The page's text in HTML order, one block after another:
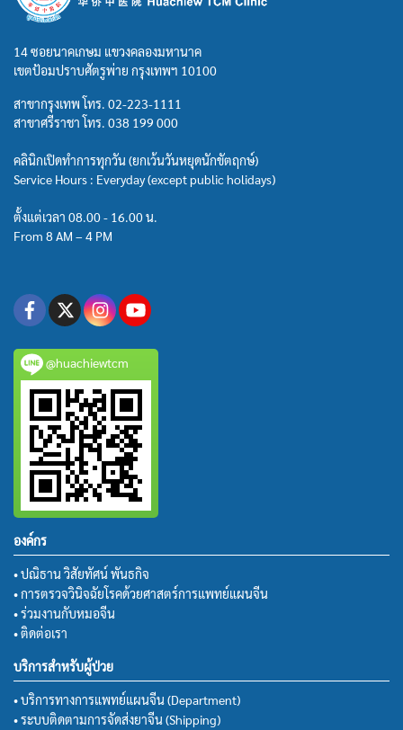
14 ซอยนาคเกษม แขวงคลองมหานาค
เขตป้อมปราบศัตรูพ่าย กรุงเทพฯ 10100
สาขากรุงเทพ โทร. 02-223-1111
สาขาศรีราชา โทร. 038 199 000
คลินิกเปิดทำการทุกวัน (ยกเว้นวันหยุดนักขัตฤกษ์)
Service Hours : Everyday (except public holidays)
ตั้งแต่เวลา 08.00 - 16.00 น.
From 8 AM – 4 PM
@huachiewtcm
องค์กร
• ปณิธาน วิสัยทัศน์ พันธกิจ
• การตรวจวินิจฉัยโรคด้วยศาสตร์การแพทย์แผนจีน
• ร่วมงานกับหมอจีน
• ติดต่อเรา
บริการสำหรับผู้ป่วย
• บริการทางการแพทย์แผนจีน (Department)
• ระบบติดตามการจัดส่งยาจีน (Shipping)